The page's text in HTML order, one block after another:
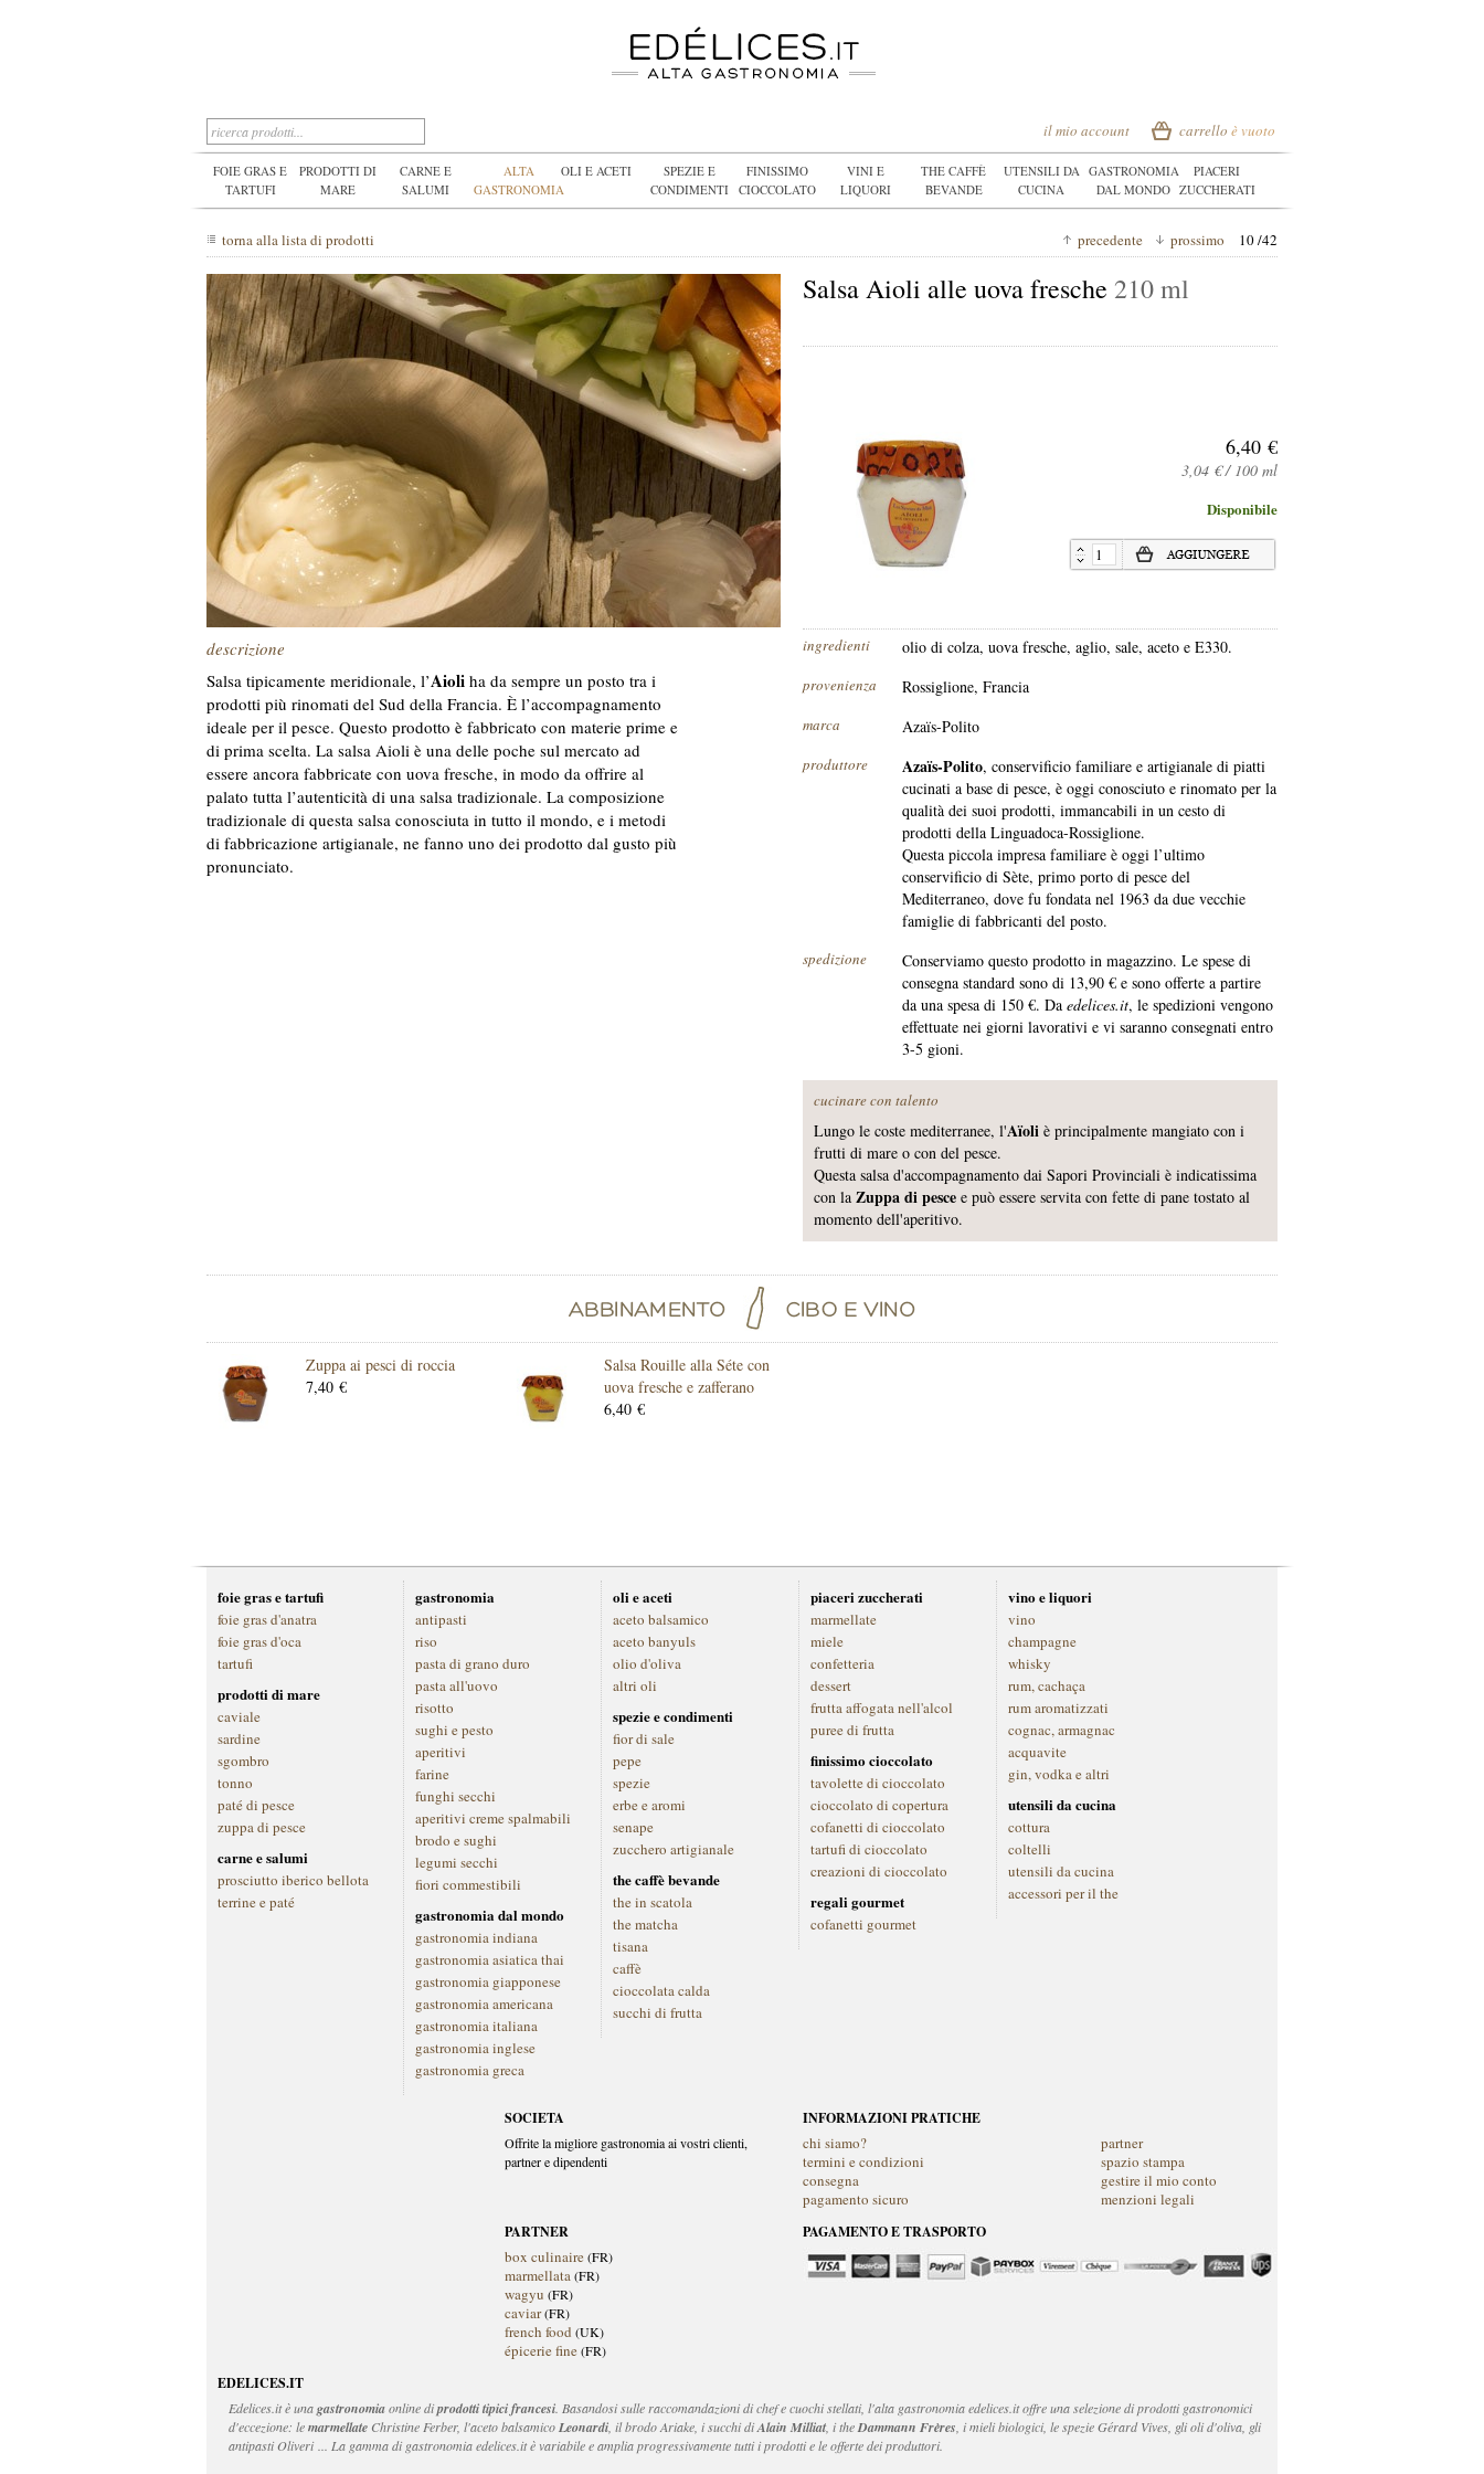
carrello è vuoto
il mio account
FOIE GRAS E
TARTUFI
PRODOTTI DI
MARE
CARNE E
SALUMI
ALTA
GASTRONOMIA
OLI E ACETI
SPEZIE E
CONDIMENTI
FINISSIMO
CIOCCOLATO
VINI E
LIQUORI
THE CAFFÈ
BEVANDE
UTENSILI DA
CUCINA
GASTRONOMIA
DAL MONDO
PIACERI
ZUCCHERATI
torna alla lista di prodotti precedente prossimo 10 /42
Salsa Aioli alle uova fresche 210 ml
6,40 €
3,04 € / 100 ml
Disponibile
descrizione
Salsa tipicamente meridionale, l’Aioli ha da sempre un posto tra i
prodotti più rinomati del Sud della Francia. È l’accompagnamento
ideale per il pesce. Questo prodotto è fabbricato con materie prime e
di prima scelta. La salsa Aioli è una delle poche sul mercato ad
essere ancora fabbricate con uova fresche, in modo da offrire al
palato tutta l’autenticità di una salsa tradizionale. La composizione
tradizionale di questa salsa conosciuta in tutto il mondo, e i metodi
di fabbricazione artigianale, ne fanno uno dei prodotto dal gusto più
pronunciato.
ingredienti olio di colza, uova fresche, aglio, sale, aceto e E330.
provenienza Rossiglione, Francia
marca Azaïs-Polito
produttore Azaïs-Polito, conservificio familiare e artigianale di piatti
cucinati a base di pesce, è oggi conosciuto e rinomato per la
qualità dei suoi prodotti, immancabili in un cesto di
prodotti della Linguadoca-Rossiglione.
Questa piccola impresa familiare è oggi l’ultimo
conservificio di Sète, primo porto di pesce del
Mediterraneo, dove fu fondata nel 1963 da due vecchie
famiglie di fabbricanti del posto.
spedizione
Conserviamo questo prodotto in magazzino. Le spese di
consegna standard sono di 13,90 € e sono offerte a partire
da una spesa di 150 €. Da edelices.it, le spedizioni vengono
effettuate nei giorni lavorativi e vi saranno consegnati entro
3-5 gioni.
cucinare con talento
Lungo le coste mediterranee, l'Aïoli è principalmente mangiato con i
frutti di mare o con del pesce.
Questa salsa d'accompagnamento dai Sapori Provinciali è indicatissima
con la Zuppa di pesce e può essere servita con fette di pane tostato al
momento dell'aperitivo.
Zuppa ai pesci di roccia
7,40 €
Salsa Rouille alla Séte con
uova fresche e zafferano
6,40 €
foie gras e tartufi
foie gras d'anatra
foie gras d'oca
tartufi
prodotti di mare
caviale
sardine
sgombro
tonno
paté di pesce
zuppa di pesce
carne e salumi
prosciutto iberico bellota
terrine e paté
gastronomia
antipasti
riso
pasta di grano duro
pasta all'uovo
risotto
sughi e pesto
aperitivi
farine
funghi secchi
aperitivi creme spalmabili
brodo e sughi
legumi secchi
fiori commestibili
gastronomia dal mondo
gastronomia indiana
gastronomia asiatica thai
gastronomia giapponese
gastronomia americana
gastronomia italiana
gastronomia inglese
gastronomia greca
oli e aceti
aceto balsamico
aceto banyuls
olio d'oliva
altri oli
spezie e condimenti
fior di sale
pepe
spezie
erbe e aromi
senape
zucchero artigianale
the caffè bevande
the in scatola
the matcha
tisana
caffè
cioccolata calda
succhi di frutta
piaceri zuccherati
marmellate
miele
confetteria
dessert
frutta affogata nell'alcol
puree di frutta
finissimo cioccolato
tavolette di cioccolato
cioccolato di copertura
cofanetti di cioccolato
tartufi di cioccolato
creazioni di cioccolato
regali gourmet
cofanetti gourmet
vino e liquori
vino
champagne
whisky
rum, cachaça
rum aromatizzati
cognac, armagnac
acquavite
gin, vodka e altri
utensili da cucina
cottura
coltelli
utensili da cucina
accessori per il the
SOCIETA
Offrite la migliore gastronomia ai vostri clienti,
partner e dipendenti
INFORMAZIONI PRATICHE
chi siamo?
termini e condizioni
consegna
pagamento sicuro
partner
spazio stampa
gestire il mio conto
menzioni legali
PARTNER
box culinaire(FR)
marmellata(FR)
wagyu (FR)
caviar(FR)
french food (UK)
épicerie fine(FR)
PAGAMENTO E TRASPORTO
EDELICES.IT
Edelices.itè unagastronomiaonline diprodotti tipici francesi . Basandosi sulle raccomandazioni di chef e cuochi stellati, l'alta gastronomia edelices.it offre una selezione di prodotti gastronomici
d'eccezione: lemarmellate Christine Ferber, l'aceto balsamicoLeonardi , il brodo Ariake, i succhi diAlain Milliat, i theDammann Frères , i mieli biologici, le spezie Gérard Vives, gli oli d'oliva, gli
antipasti Oliveri ... La gamma di gastronomia edelices.it è variabile e amplia progressivamente tutti i prodotti e le offerte dei produttori.